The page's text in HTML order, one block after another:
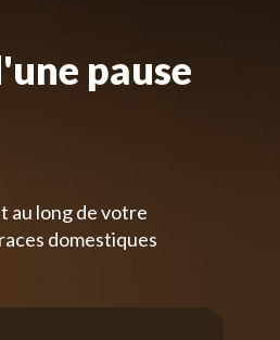
pause
au long de votre
domestiques